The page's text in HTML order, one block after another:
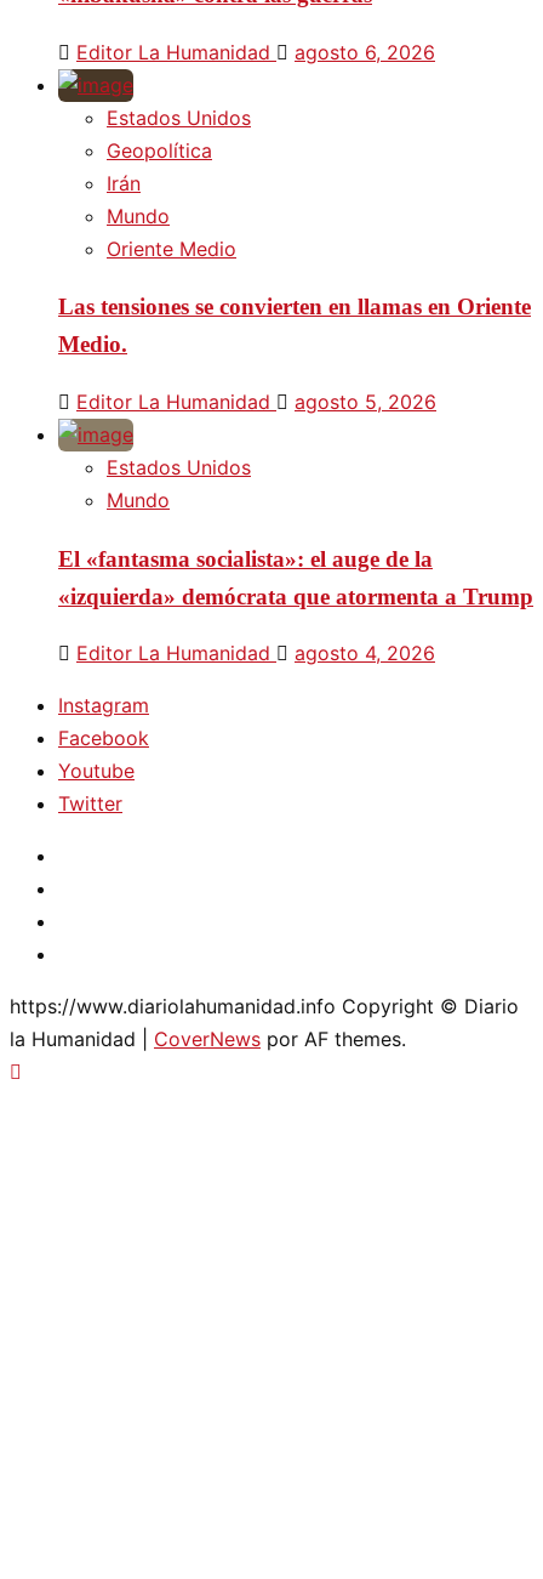
Editor La Humanidad agosto 6, 2026
Estados Unidos
Geopolítica
Irán
Mundo
Oriente Medio
Las tensiones se convierten en llamas en Oriente
Medio.
Editor La Humanidad agosto 5, 2026
Estados Unidos
Mundo
El «fantasma socialista»: el auge de la
«izquierda» demócrata que atormenta a Trump
Editor La Humanidad agosto 4, 2026
Instagram
Facebook
Youtube
Twitter
https://www.diariolahumanidad.info Copyright © Diario
la Humanidad
CoverNews por AF themes.